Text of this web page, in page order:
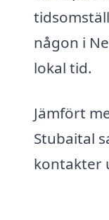
någon i
lokal tid.
Jämfört
Stubaital
kontakter